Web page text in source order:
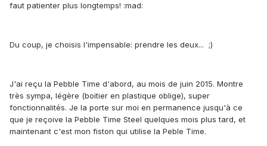
faut patienter plus longtemps! :mad:
Du coup, je choisis l'impensable: prendre les deux... ;)
J'ai reçu la Pebble Time d'abord, au mois de juin 2015. Montre
très sympa, légère (boitier en plastique oblige), super
fonctionnalités. Je la porte sur moi en permanence jusqu'à ce
que je reçoive la Pebble Time Steel quelques mois plus tard, et
maintenant c'est mon fiston qui utilise la Peble Time.